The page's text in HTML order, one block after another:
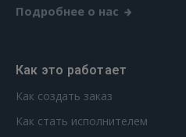
Подробнее о нас
Как это работает
Как создать заказ
Как стать исполнителем